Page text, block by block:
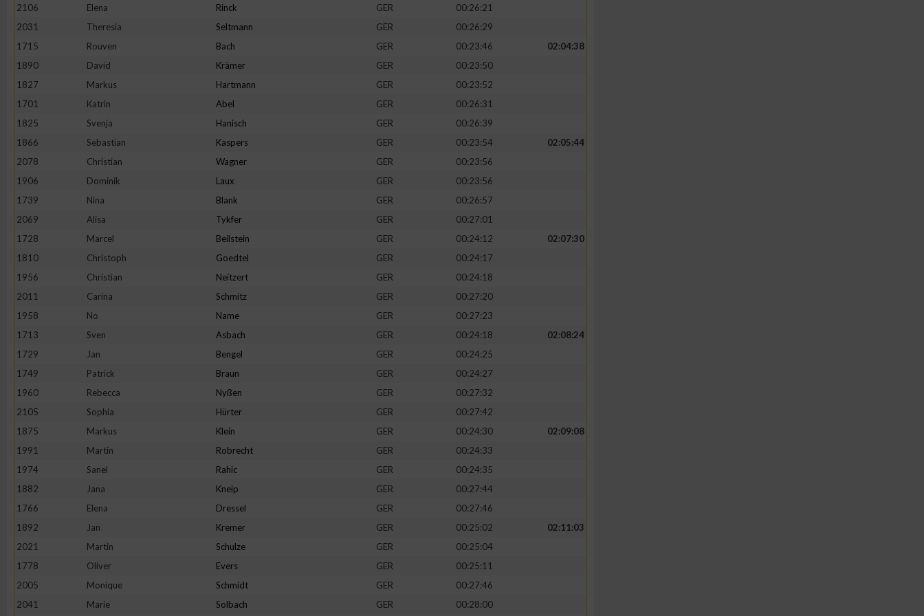
2106
Elena Rinck GER
00:26:21
2031
Theresia Seltmann GER
00:26:29
1715
Rouven Bach GER 00:23:46
02:04:38
1890
David Krämer GER
00:23:50
1827
Markus Hartmann GER
00:23:52
1701
Katrin Abel GER
00:26:31
1825
Svenja Hanisch GER
00:26:39
1866
Sebastian Kaspers GER 00:23:54
02:05:44
2078
Christian Wagner GER
00:23:56
1906
Dominik Laux GER
00:23:56
1739
Nina Blank GER
00:26:57
2069
Alisa Tykfer GER
00:27:01
1728
Marcel Beilstein GER 00:24:12
02:07:30
1810
Christoph Goedtel GER
00:24:17
1956
Christian Neitzert GER
00:24:18
2011
Carina Schmitz GER
00:27:20
1958
No Name GER
00:27:23
1713
Sven Asbach GER 00:24:18
02:08:24
1729
Jan Bengel GER
00:24:25
1749
Patrick Braun GER
00:24:27
1960
Rebecca Nyßen GER
00:27:32
2105
Sophia Hürter GER
00:27:42
1875
Markus Klein GER 00:24:30
02:09:08
1991
Martin Robrecht GER
00:24:33
1974
Sanel Rahic GER
00:24:35
1882
Jana Kneip GER
00:27:44
1766
Elena Dressel GER
00:27:46
1892
Jan Kremer GER 00:25:02
02:11:03
2021
Martin Schulze GER
00:25:04
1778
Oliver Evers GER
00:25:11
2005
Monique Schmidt GER
00:27:46
2041
Marie Solbach GER 00:28:00
Erstellung von Profilen zur Personalisierung von Inhalten
Verwendung von Profilen zur Auswahl personalisierter Inhalte
verschiedenen Quellen
Entwicklung und Verbesserung der Angebote
Verwendung reduzierter Daten zur Auswahl von Inhalten
IAB-Besonderheiten:
Verwendung genauer Standortdaten
Nicht-IAB-Verarbeitungszwecke:
Performance
Funktional
Werbung